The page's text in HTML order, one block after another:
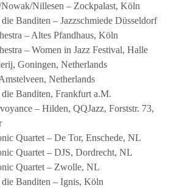
Nillesen – Zockpalast, Köln
Banditen – Jazzschmiede Düsseldorf
– Altes Pfandhaus, Köln
– Women in Jazz Festival, Halle
Goningen, Netherlands
Netherlands
Banditen, Frankfurt a.M.
– Hilden, QQJazz, Forststr. 73,
Quartet – De Tor, Enschede, NL
Quartet – DJS, Dordrecht, NL
Quartet – Zwolle, NL
Banditen – Ignis, Köln